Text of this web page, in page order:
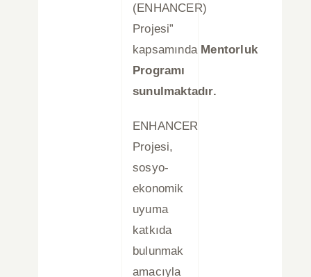
(ENHANCER)
Projesi”
kapsamında Mentorluk
Programı
sunulmaktadır.
ENHANCER
Projesi,
sosyo-
ekonomik
uyuma
katkıda
bulunmak
amacıyla